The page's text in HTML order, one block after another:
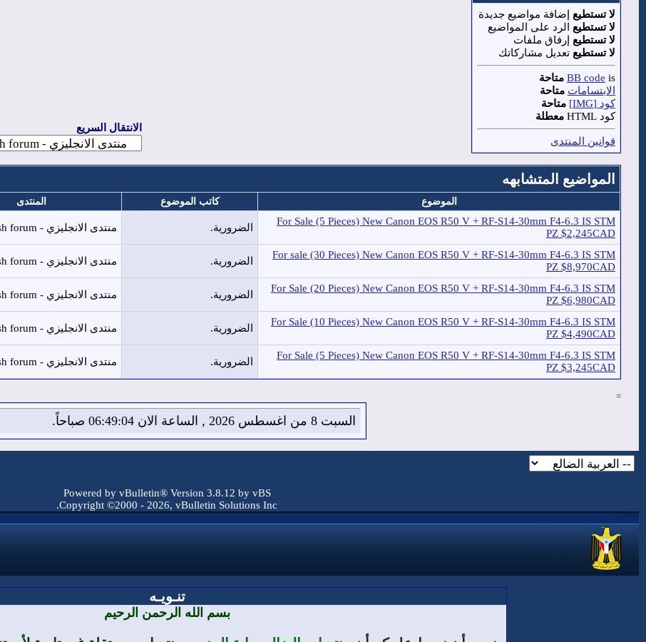
لا تستطيع إضافة مواضيع جديدة
لا تستطيع الرد على المواضيع
لا تستطيع إرفاق ملفات
لا تستطيع تعديل مشاركاتك
BB code is
متاحة
الابتسامات متاحة
كود [IMG]
متاحة
كود HTML
معطلة
قوانين المنتدى
الانتقال السريع
المواضيع المتشابهه
الموضوع كاتب الموضوع المنتدى
For Sale (5 Pieces) New Canon EOS R50 V + RF-S14-30mm F4-6.3 IS STM
PZ $2,245CAD
الضرورية. منتدى الانجليزي - English forum
For sale (30 Pieces) New Canon EOS R50 V + RF-S14-30mm F4-6.3 IS STM
PZ $8,970CAD
الضرورية. منتدى الانجليزي - English forum
For Sale (20 Pieces) New Canon EOS R50 V + RF-S14-30mm F4-6.3 IS STM
PZ $6,980CAD
الضرورية. منتدى الانجليزي - English forum
For Sale (10 Pieces) New Canon EOS R50 V + RF-S14-30mm F4-6.3 IS STM
PZ $4,490CAD
الضرورية. منتدى الانجليزي - English forum
For Sale (5 Pieces) New Canon EOS R50 V + RF-S14-30mm F4-6.3 IS STM
PZ $3,245CAD
الضرورية. منتدى الانجليزي - English forum
=
السبت 8 من اغسطس 2026 , الساعة الان 06:49:05 صباحاً.
Powered by vBulletin® Version 3.8.12 by vBS
Copyright ©2000 - 2026, vBulletin Solutions Inc.
تنـويـه
بسم الله الرحمن الرحيم